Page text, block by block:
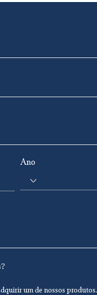
Ano
um de nossos produtos.